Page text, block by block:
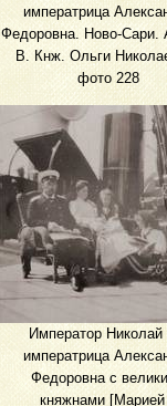
императрица
Федоровна. Ново-Сари.
В. Кнж. Ольги
фото 228
Император Николай
императрица
Федоровна с
княжнами